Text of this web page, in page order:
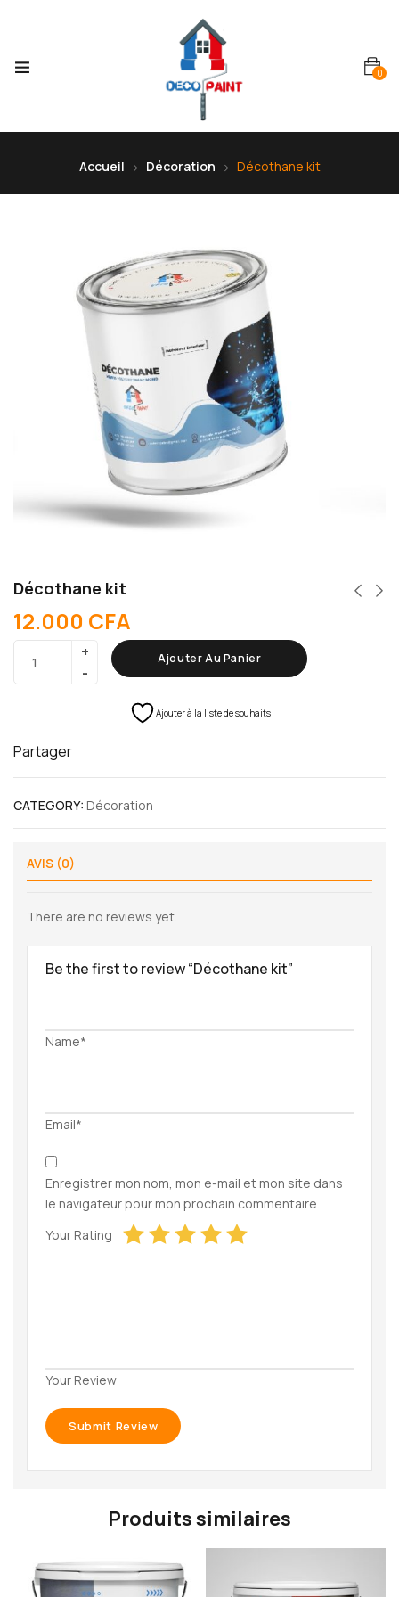
0
Accueil Décoration Décothane kit
Décothane kit
12.000 CFA
Ajouter Au Panier
Ajouter à la liste de souhaits
Partager
CATEGORY: Décoration
AVIS (0)
There are no reviews yet.
Be the first to review “Décothane kit”
Name*
Email*
Enregistrer mon nom, mon e-mail et mon site dans
le navigateur pour mon prochain commentaire.
Your Rating
Your Review
Produits similaires